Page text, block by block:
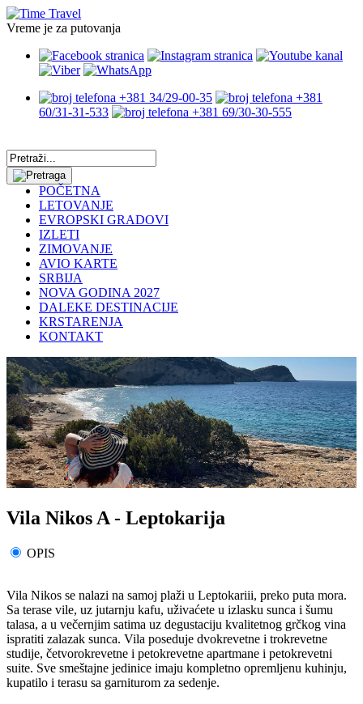
Vreme je za putovanja
+381 34/29-00-35
+381
60/31-31-533
+381 69/30-30-555
POČETNA
LETOVANJE
EVROPSKI GRADOVI
IZLETI
ZIMOVANJE
AVIO KARTE
SRBIJA
NOVA GODINA 2027
DALEKE DESTINACIJE
KRSTARENJA
KONTAKT
Vila Nikos A - Leptokarija
OPIS
Vila Nikos se nalazi na samoj plaži u Leptokariii, preko puta mora.
Sa terase vile, uz jutarnju kafu, uživaćete u izlasku sunca i šumu
talasa, a u večernjim satima uz degustaciju kvalitetnog grčkog vina
ispratiti zalazak sunca. Vila poseduje dvokrevetne i trokrevetne
studije, četvorokrevetne i petokrevetne apartmane i petokrevetni
suite. Sve smeštajne jedinice imaju kompletno opremljenu kuhinju,
kupatilo i terasu sa garniturom za sedenje.